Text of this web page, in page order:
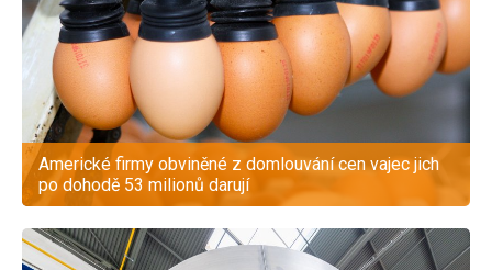
Americké firmy obviněné z domlouvání cen vajec jich
po dohodě 53 milionů darují